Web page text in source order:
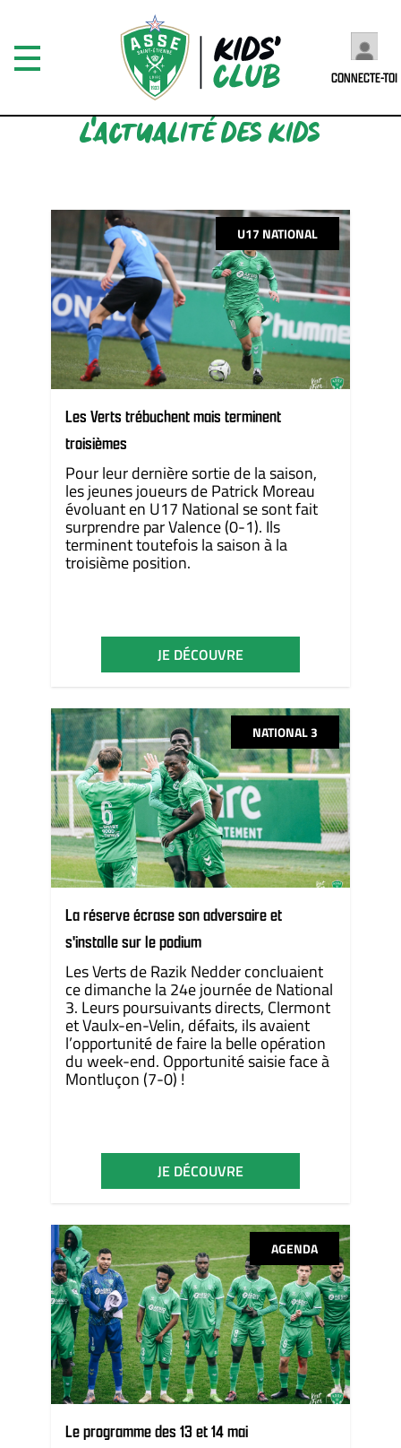
CONNECTE-TOI
L'ACTUALITÉ DES KIDS
U17 NATIONAL
Les Verts trébuchent mais terminent
troisièmes
Pour leur dernière sortie de la saison,
les jeunes joueurs de Patrick Moreau
évoluant en U17 National se sont fait
surprendre par Valence (0-1). Ils
terminent toutefois la saison à la
troisième position.
JE DÉCOUVRE
NATIONAL 3
La réserve écrase son adversaire et
s'installe sur le podium
Les Verts de Razik Nedder concluaient
ce dimanche la 24e journée de National
3. Leurs poursuivants directs, Clermont
et Vaulx-en-Velin, défaits, ils avaient
l’opportunité de faire la belle opération
du week-end. Opportunité saisie face à
Montluçon (7-0) !
JE DÉCOUVRE
AGENDA
Le programme des 13 et 14 mai